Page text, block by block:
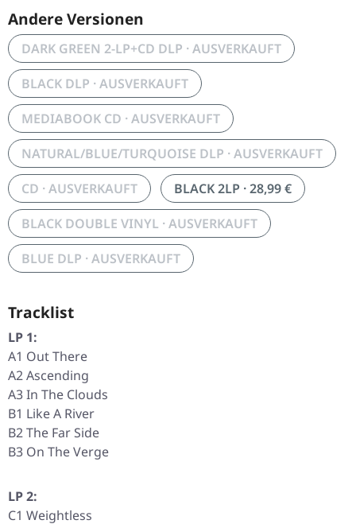
Andere Versionen
DARK GREEN 2-LP+CD DLP · AUSVERKAUFT
BLACK DLP · AUSVERKAUFT
MEDIABOOK CD · AUSVERKAUFT
NATURAL/BLUE/TURQUOISE DLP · AUSVERKAUFT
CD · AUSVERKAUFT
BLACK 2LP · 28,99 €
BLACK DOUBLE VINYL · AUSVERKAUFT
BLUE DLP · AUSVERKAUFT
Tracklist
LP 1:
A1 Out There
A2 Ascending
A3 In The Clouds
B1 Like A River
B2 The Far Side
B3 On The Verge
LP 2:
C1 Weightless